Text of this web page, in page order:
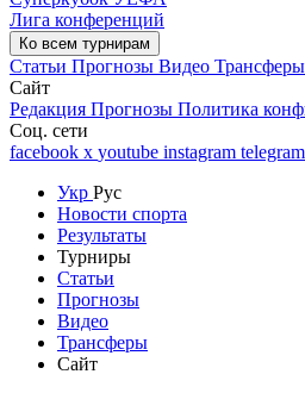
Лига конференций
Ко всем турнирам
Статьи Прогнозы Видео Трансферы
Сайт
Редакция Прогнозы Политика
Соц. сети
facebook x youtube instagram telegram
Укр Рус
Новости спорта
Результаты
Турниры
Статьи
Прогнозы
Видео
Трансферы
Сайт